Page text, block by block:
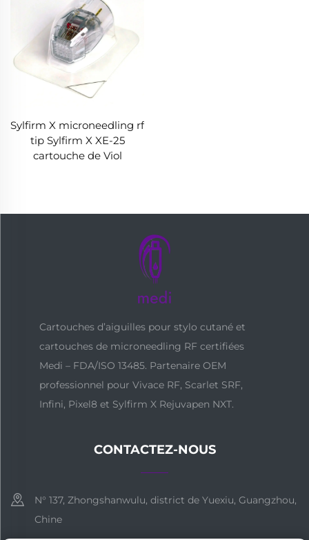
Sylfirm X microneedling rf
tip Sylfirm X XE-25
cartouche de Viol
Cartouches d’aiguilles pour stylo cutané et
cartouches de microneedling RF certifiées
Medi – FDA/ISO 13485. Partenaire OEM
professionnel pour Vivace RF, Scarlet SRF,
Infini, Pixel8 et Sylfirm X Rejuvapen NXT.
CONTACTEZ-NOUS
N° 137, Zhongshanwulu, district de Yuexiu, Guangzhou,
Chine